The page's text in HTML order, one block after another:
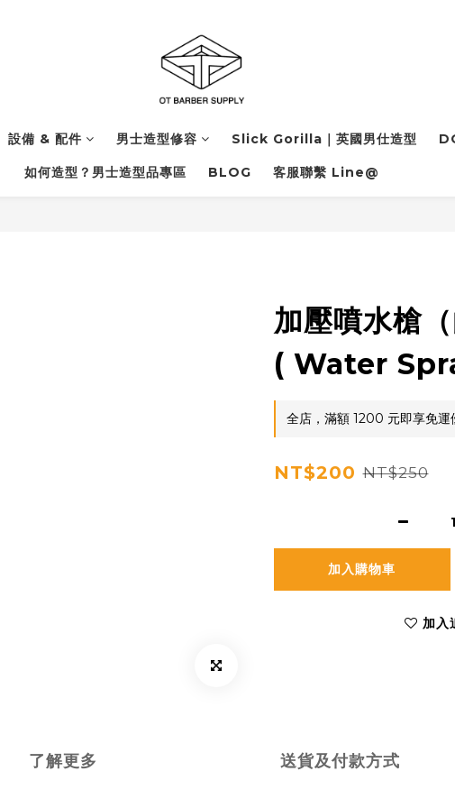
設備 & 配件 男士造型修容 Slick Gorilla｜英國男仕造型
如何造型？男士造型品專區 BLOG 客服聯繫 Line@
加壓噴水槍
( Water
全店，滿額 1200 元即享免運
NT$200 NT$250
加入購物車
加入
了解更多 送貨及付款方式